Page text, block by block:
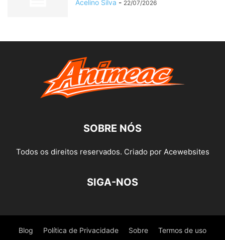
Acelino Silva - 22/07/2026
SOBRE NÓS
Todos os direitos reservados. Criado por Acewebsites
SIGA-NOS
Blog Política de Privacidade Sobre Termos de uso